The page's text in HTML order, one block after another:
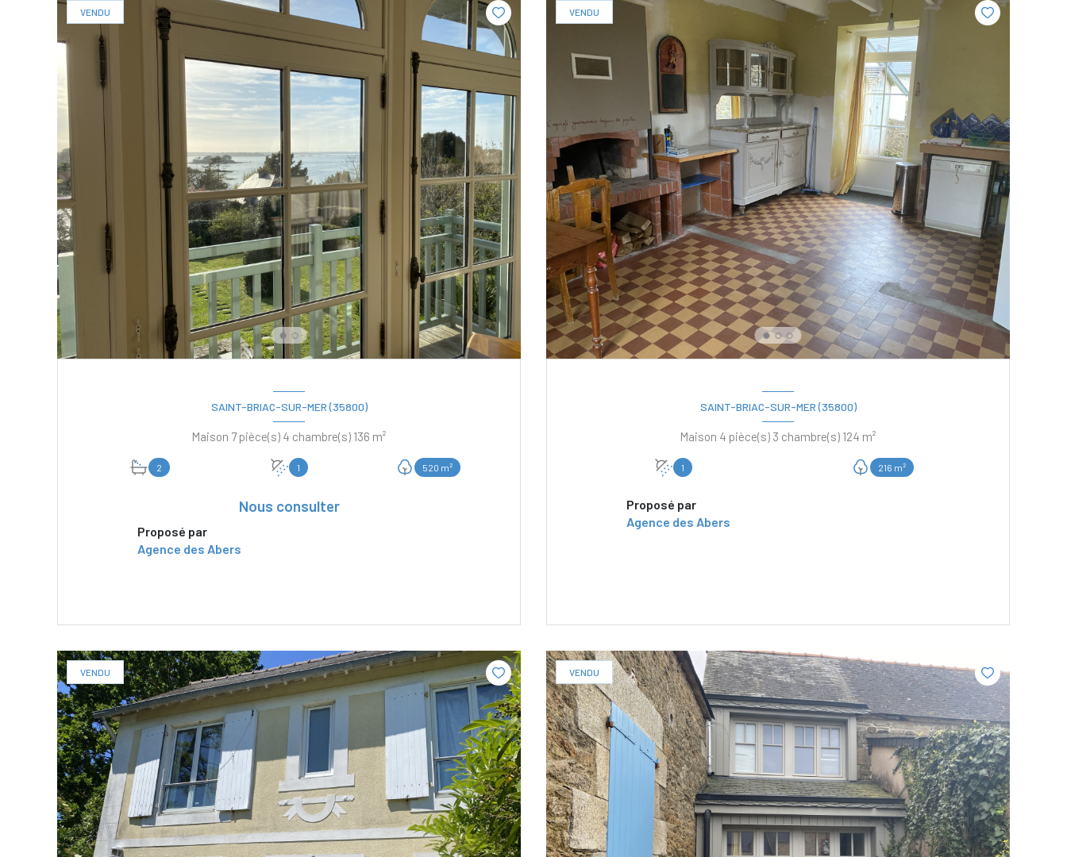
VENDU
SAINT-BRIAC-SUR-MER (35800)
Maison 7 pièce(s) 4 chambre(s) 136 m²
2 1 520 m²
Nous consulter
Proposé par
Agence des Abers
VENDU
SAINT-BRIAC-SUR-MER (35800)
Maison 4 pièce(s) 3 chambre(s) 124 m²
1 216 m²
Proposé par
Agence des Abers
VENDU VENDU